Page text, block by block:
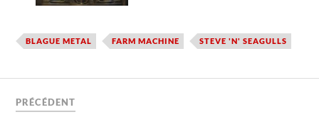
BLAGUE METAL FARM MACHINE STEVE 'N' SEAGULLS
PRÉCÉDENT